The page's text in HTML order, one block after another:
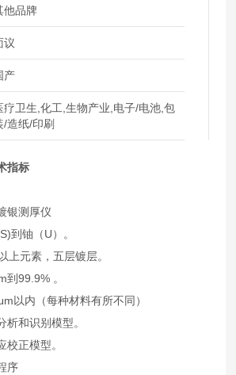
他品牌
议
产
疗卫生,化工,生物产业,电子/电池,包
/造纸/印刷
指标
银测厚仪
到铀（U）。
上元素，五层镀层。
到99.9% 。
以内（每种材料有所不同）
析和识别模型。
校正模型。
序